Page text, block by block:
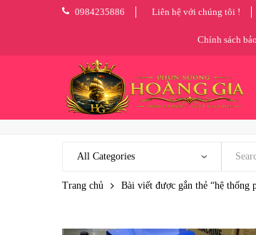
0984235886 Liên hệ với chúng tôi !
Chính sách
Trang chủ Bài viết được gắn thẻ “hệ thống